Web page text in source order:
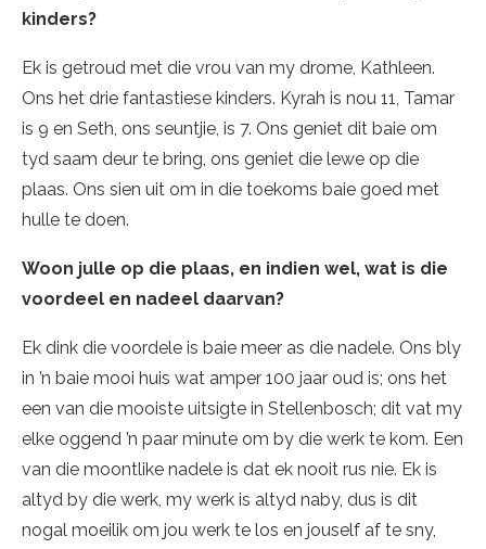
kinders?
Ek is getroud met die vrou van my drome, Kathleen.
Ons het drie fantastiese kinders. Kyrah is nou 11, Tamar
is 9 en Seth, ons seuntjie, is 7. Ons geniet dit baie om
tyd saam deur te bring, ons geniet die lewe op die
plaas. Ons sien uit om in die toekoms baie goed met
hulle te doen.
Woon julle op die plaas, en indien wel, wat is die
voordeel en nadeel daarvan?
Ek dink die voordele is baie meer as die nadele. Ons bly
in ’n baie mooi huis wat amper 100 jaar oud is; ons het
een van die mooiste uitsigte in Stellenbosch; dit vat my
elke oggend ’n paar minute om by die werk te kom. Een
van die moontlike nadele is dat ek nooit rus nie. Ek is
altyd by die werk, my werk is altyd naby, dus is dit
nogal moeilik om jou werk te los en jouself af te sny,